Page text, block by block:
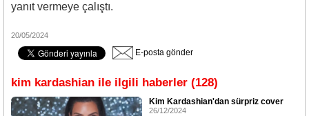
yanıt vermeye çalıştı.
20/05/2024
E-posta gönder
kim kardashian ile ilgili haberler (128)
Kim Kardashian'dan sürpriz cover
26/12/2024